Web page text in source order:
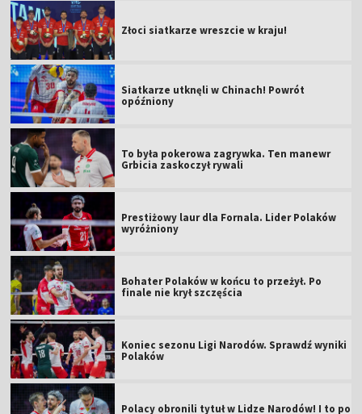
Złoci siatkarze wreszcie w kraju!
Siatkarze utknęli w Chinach! Powrót
opóźniony
To była pokerowa zagrywka. Ten manewr
Grbicia zaskoczył rywali
Prestiżowy laur dla Fornala. Lider Polaków
wyróżniony
Bohater Polaków w końcu to przeżył. Po
finale nie krył szczęścia
Koniec sezonu Ligi Narodów. Sprawdź wyniki
Polaków
Polacy obronili tytuł w Lidze Narodów! I to po